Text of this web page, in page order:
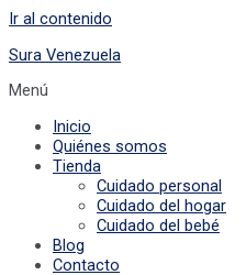
Ir al contenido
Sura Venezuela
Menú
Inicio
Quiénes somos
Tienda
Cuidado personal
Cuidado del hogar
Cuidado del bebé
Blog
Contacto